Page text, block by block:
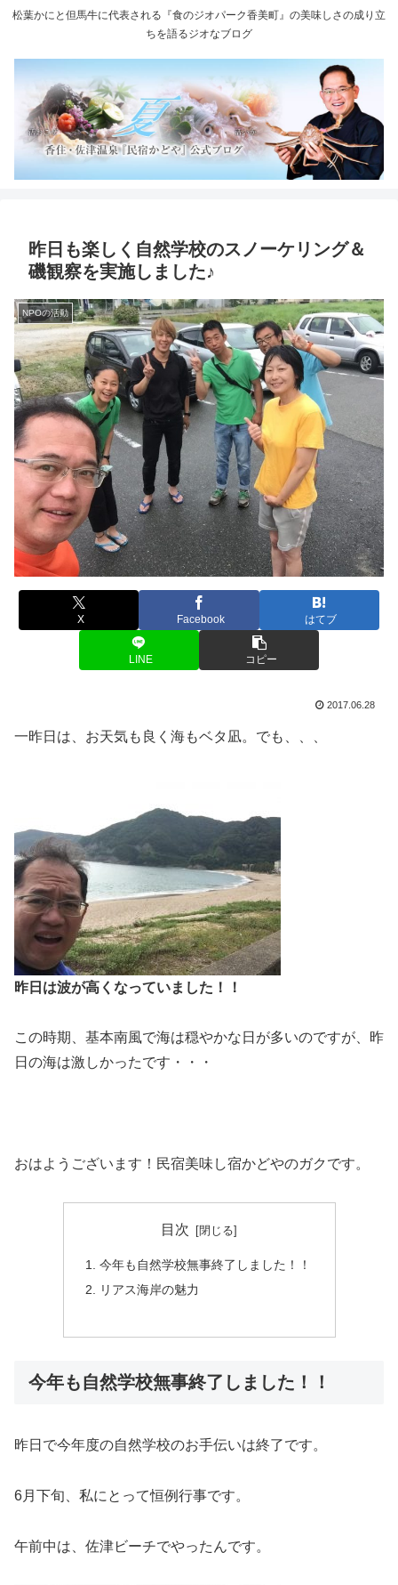
松葉かにと但馬牛に代表される『食のジオパーク香美町』の美味しさの成り立
ちを語るジオなブログ
昨日も楽しく自然学校のスノーケリング＆
磯観察を実施しました♪
NPOの活動
X Facebook はてブ
LINE コピー
2017.06.28
一昨日は、お天気も良く海もベタ凪。でも、、、
昨日は波が高くなっていました！！
この時期、基本南風で海は穏やかな日が多いのですが、昨
日の海は激しかったです・・・
おはようございます！民宿美味し宿かどやのガクです。
目次
今年も自然学校無事終了しました！！
リアス海岸の魅力
今年も自然学校無事終了しました！！
昨日で今年度の自然学校のお手伝いは終了です。
6月下旬、私にとって恒例行事です。
午前中は、佐津ビーチでやったんです。